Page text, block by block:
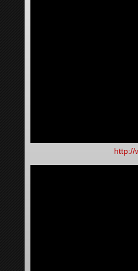
http://